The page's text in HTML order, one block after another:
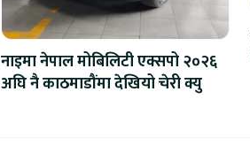
नाइमा नेपाल मोबिलिटी एक्सपो २०२६
अघि नै काठमाडौंमा देखियो चेरी क्यु